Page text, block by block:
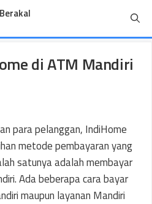
di ATM Mandiri
para pelanggan, IndiHome
metode pembayaran yang
satunya adalah membayar
Ada beberapa cara bayar
maupun layanan Mandiri